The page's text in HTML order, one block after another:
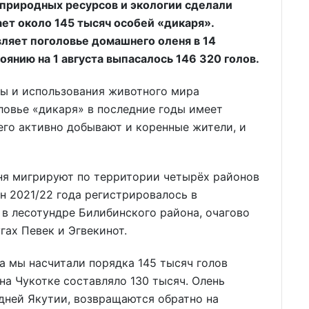
ресурсов и экологии сделали
около 145 тысяч особей «дикаря».
поголовье домашнего оленя в 14
на 1 августа выпасалось 146 320 голов.
и использования животного мира
«дикаря» в последние годы имеет
активно добывают и коренные жители, и
мигрируют по территории четырёх районов
2021/22 года регистрировалось в
Билибинского района, очагово
Певек и Эгвекинот.
мы насчитали порядка 145 тысяч голов
Чукотке составляло 130 тысяч. Олень
Якутии, возвращаются обратно на